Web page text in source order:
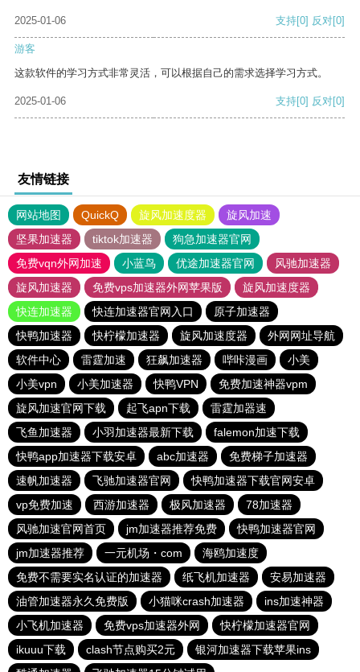
2025-01-06 支持[0] 反对[0]
游客
这款软件的学习方式非常灵活，可以根据自己的需求选择学习方式。
2025-01-06 支持[0] 反对[0]
友情链接
网站地图 QuickQ 旋风加速度器
旋风加速
坚果加速器
tiktok加速器
狗急加速器官网
免费vqn外网加速
小蓝鸟 优途加速器官网
风驰加速器
旋风加速器
免费vps加速器外网苹果版
旋风加速度器
快连加速器
快连加速器官网入口
原子加速器
快鸭加速器
快柠檬加速器 旋风加速度器
外网网址导航
软件中心
雷霆加速 狂飙加速器 哔咔漫画
小美
小美vpn
小美加速器 快鸭VPN
免费加速神器vpm
旋风加速官网下载
起飞apn下载
雷霆加器速
飞鱼加速器
小羽加速器最新下载
falemon加速下载
快鸭app加速器下载安卓
abc加速器
免费梯子加速器
速帆加速器
飞驰加速器官网
快鸭加速器下载官网安卓
vp免费加速
西游加速器 极风加速器
78加速器
风驰加速官网首页
jm加速器推荐免费
快鸭加速器官网
jm加速器推荐
一元机场・com
海鸥加速度
免费不需要实名认证的加速器
纸飞机加速器
安易加速器
油管加速器永久免费版
小猫咪crash加速器
ins加速神器
小飞机加速器
免费vps加速器外网
快柠檬加速器官网
ikuuu下载
clash节点购买2元
银河加速器下载苹果ins